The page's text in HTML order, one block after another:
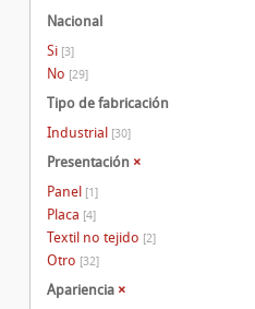
Nacional
Si [3]
No [29]
Tipo de fabricación
Industrial [30]
Presentación ×
Panel [1]
Placa [4]
Textil no tejido [2]
Otro [32]
Apariencia ×